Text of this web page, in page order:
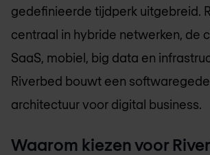
gedefinieerde tijdperk uitgebreid.
centraal in hybride netwerken, de
SaaS, mobiel, big data en
Riverbed bouwt een
architectuur voor digital business.
Waarom kiezen voor